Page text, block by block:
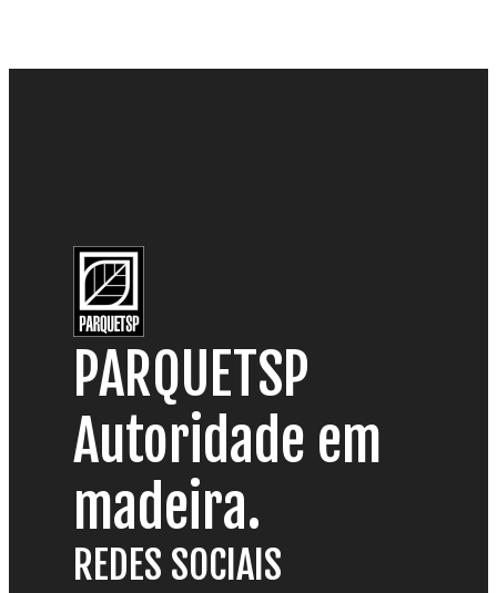
PARQUETSP
Autoridade em
madeira.
REDES SOCIAIS